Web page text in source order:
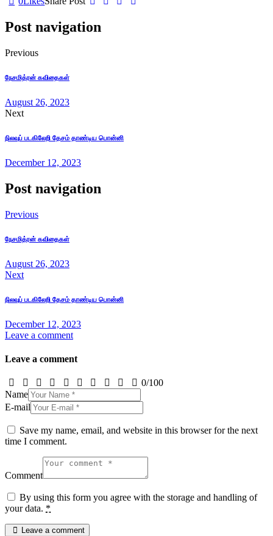
Post navigation
Previous
நேசமித்ரன் கவிதைகள்
August 26, 2023
Next
நிலவுப் படகிலேறி தேசம் தாண்டிய பொன்னி
December 12, 2023
Post navigation
Previous
நேசமித்ரன் கவிதைகள்
August 26, 2023
Next
நிலவுப் படகிலேறி தேசம் தாண்டிய பொன்னி
December 12, 2023
Leave a comment
Leave a comment
0/100
Name
E-mail
Save my name, email, and website in this browser for the next
time I comment.
Comment
By using this form you agree with the storage and handling of
your data. *
Leave a comment